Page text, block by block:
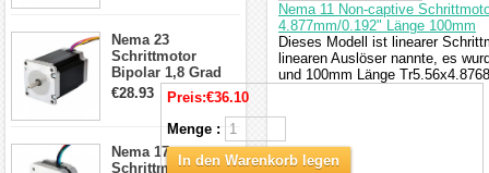
Nema 23
Schrittmotor
Bipolar 1,8 Grad
2,83Nm 4 A 2,26V
CNC Hybrid-
Schrittmotor mit 8
Anschlüssen
€28.93
Nema 17
Schrittmotor
Nema 11 Non-captive
4.877mm/0.192" Länge 100mm
Dieses Modell ist linearer
linearen Auslöser nannte, es
und 100mm Länge
Preis:€36.10
Menge :
In den Warenkorb legen